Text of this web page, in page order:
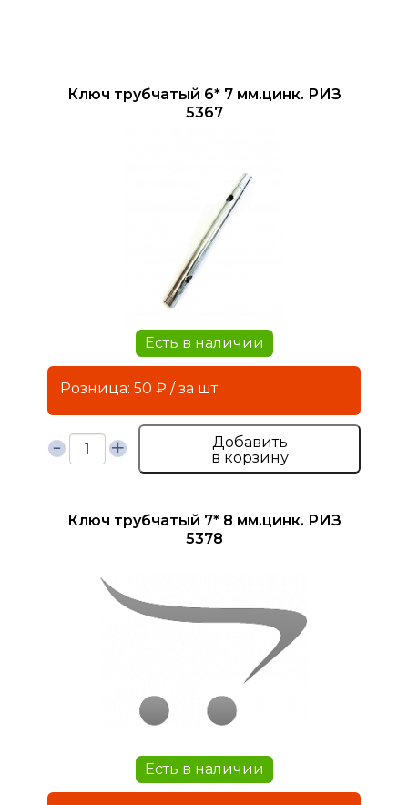
Ключ трубчатый 6* 7 мм.цинк. РИЗ
5367
Есть в наличии
Розница: 50 ₽ / за шт.
Добавить
в корзину
Ключ трубчатый 7* 8 мм.цинк. РИЗ
5378
Есть в наличии